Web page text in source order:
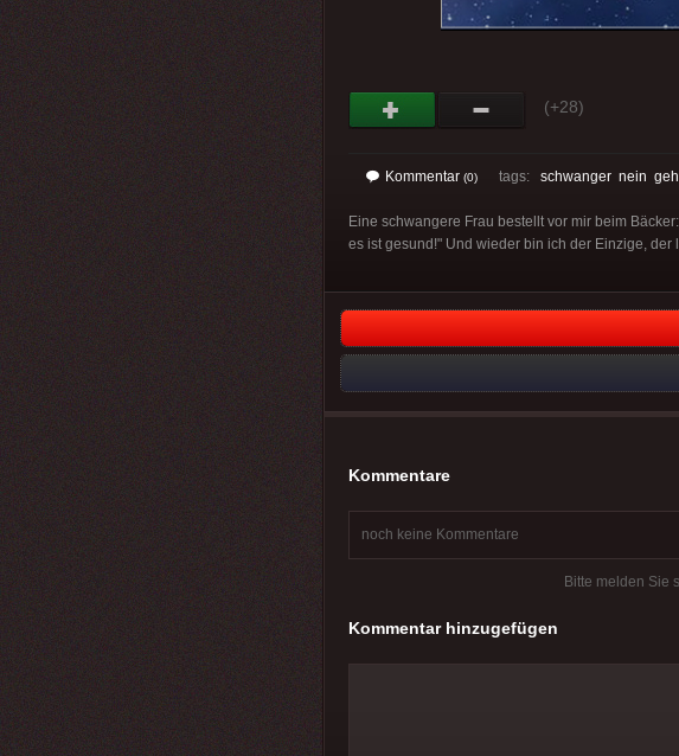
(+28)
Kommentar (0) tags: schwanger nein
Eine schwangere Frau bestellt vor mir beim
es ist gesund!" Und wieder bin ich der Einzige, der
Kommentare
noch keine Kommentare
Bitte melden Sie
Kommentar hinzugefügen